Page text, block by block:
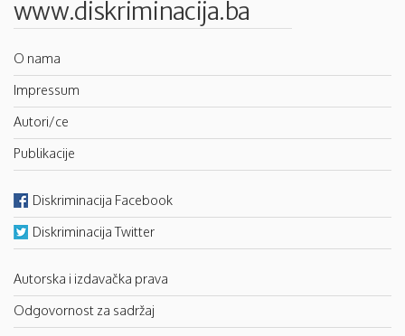
www.diskriminacija.ba
O nama
Impressum
Autori/ce
Publikacije
Diskriminacija Facebook
Diskriminacija Twitter
Autorska i izdavačka prava
Odgovornost za sadržaj